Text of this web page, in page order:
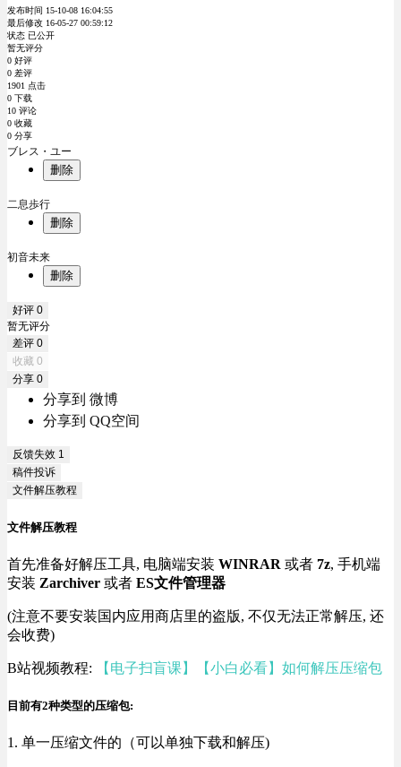
发布时间 15-10-08 16:04:55
最后修改 16-05-27 00:59:12
状态 已公开
暂无评分
0 好评
0 差评
1901 点击
0 下载
10 评论
0 收藏
0 分享
ブレス・ユー
删除
二息歩行
删除
初音未来
删除
好评 0
暂无评分
差评 0
收藏 0
分享 0
分享到 微博
分享到 QQ空间
反馈失效 1
稿件投诉
文件解压教程
文件解压教程
首先准备好解压工具, 电脑端安装 WINRAR 或者 7z, 手机端
安装 Zarchiver 或者 ES文件管理器
(注意不要安装国内应用商店里的盗版, 不仅无法正常解压, 还
会收费)
B站视频教程: 【电子扫盲课】【小白必看】如何解压压缩包
目前有2种类型的压缩包:
1. 单一压缩文件的（可以单独下载和解压)